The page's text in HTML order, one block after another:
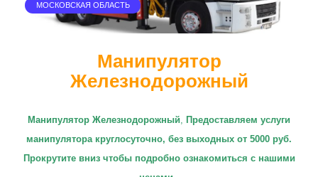
МОСКОВСКАЯ ОБЛАСТЬ
Манипулятор
Железнодорожный
Манипулятор Железнодорожный, Предоставляем услуги
манипулятора круглосуточно, без выходных от 5000 руб.
Прокрутите вниз чтобы подробно ознакомиться с нашими